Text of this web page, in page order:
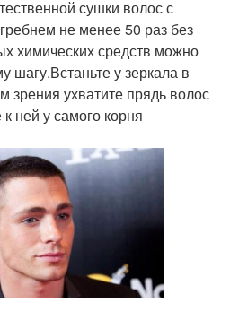
сушки волос с
не менее 50 раз без
химических средств можно
шагу.Встаньте у зеркала в
зрения ухватите прядь волос
ней у самого корня